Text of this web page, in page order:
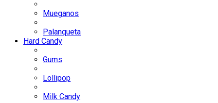
Mueganos
Palanqueta
Hard Candy
Gums
Lollipop
Milk Candy